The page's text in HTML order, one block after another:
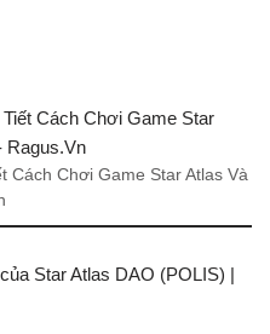
Cách Chơi Game Star Atlas Và
Star Atlas DAO (POLIS) |